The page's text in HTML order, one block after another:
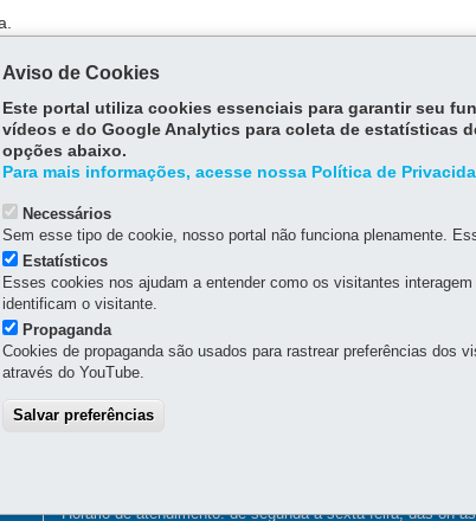
de Documentos (eProtocolo)foi regulamentado pelo
NÚCLEO REGIONAL DE EDUCAÇÃO DA
Horário de atendimento: de segunda a sexta-feira, das 8h
Aviso de Cookies
Este portal utiliza cookies essenciais para garantir seu
vídeos e do Google Analytics para coleta de estatísticas
opções abaixo.
Para mais informações, acesse nossa Política de
Necessários
Sem esse tipo de cookie, nosso portal não funciona plenamente.
Estatísticos
Esses cookies nos ajudam a entender como os visitantes
identificam o visitante.
Propaganda
Cookies de propaganda são usados para rastrear preferências
através do YouTube.
Salvar preferências